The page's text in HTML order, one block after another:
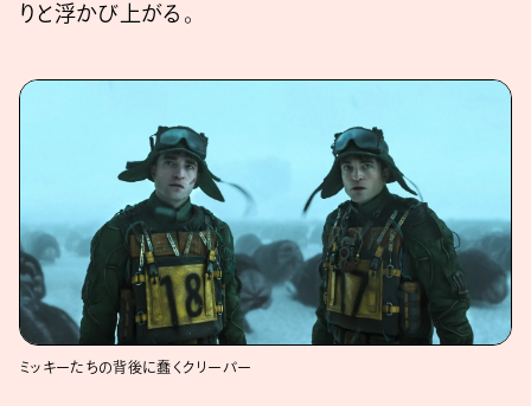
りと浮かび上がる。
ミッキーたちの背後に蠢くクリーパー